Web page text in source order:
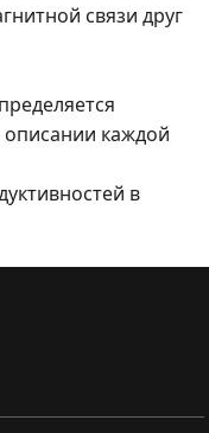
связи друг
каждой
в